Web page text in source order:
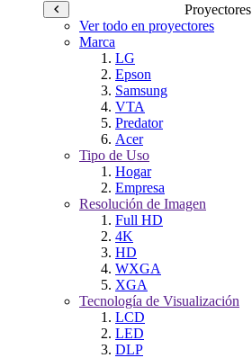
Proyectores
Ver todo en proyectores
Marca
LG
Epson
Samsung
VTA
Predator
Acer
Tipo de Uso
Hogar
Empresa
Resolución de Imagen
Full HD
4K
HD
WXGA
XGA
Tecnología de Visualización
LCD
LED
DLP